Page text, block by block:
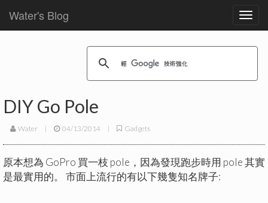
Water's Blog
DIY Go Pole
Water | 04/13/2014 | Gadgets
原本想為 GoPro 買一枝 pole，因為發現跑步時用 pole 其實
是最實用的。 市面上流行的有以下幾隻知名牌子: